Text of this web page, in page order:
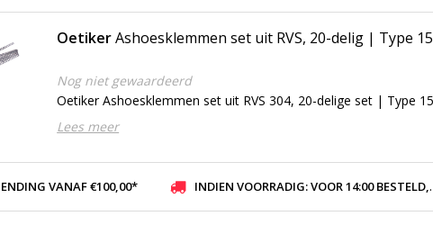
OetikerAshoesklemmen set uit RVS, 20-delig | Type
Nog niet gewaardeerd
Oetiker Ashoesklemmen set uit RVS 304, 20-delige set | Type
Lees meer
VANAF €100,00* INDIEN VOORRADIG: VOOR 14:00 BESTELD, ZELFDE DAG VERZONDEN